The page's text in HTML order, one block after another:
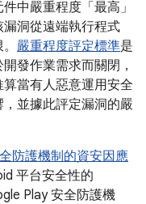
中嚴重程度「最高」
洞從遠端執行程式
嚴重程度評定標準是
發作業需求而關閉，
當有人惡意運用安全
並據此評定漏洞的嚴
防護機制的資安因應
平台安全性的
Play 安全防護機